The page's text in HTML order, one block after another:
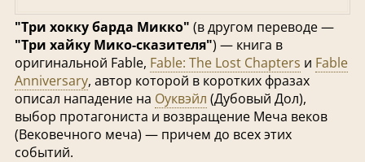
"Три хокку барда Микко" (в другом переводе —
"Три хайку Мико-сказителя") — книга в
оригинальной Fable, Fable: The Lost Chapters и Fable
Anniversary, автор которой в коротких фразах
описал нападение на Оуквэйл (Дубовый Дол),
выбор протагониста и возвращение Меча веков
(Вековечного меча) — причем до всех этих
событий.